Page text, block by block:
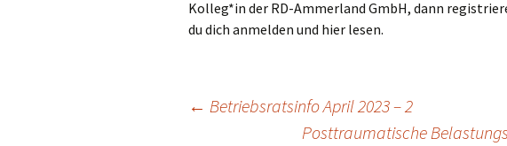
Kolleg*in der RD-Ammerland GmbH, dann
du dich anmelden und hier lesen.
Beitragsnavigation
← Betriebsratsinfo April 2023 – 2
Posttraumatische